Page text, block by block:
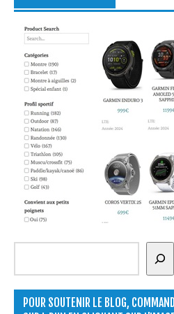
Rechercher
POUR SOUTENIR LE BLOG,